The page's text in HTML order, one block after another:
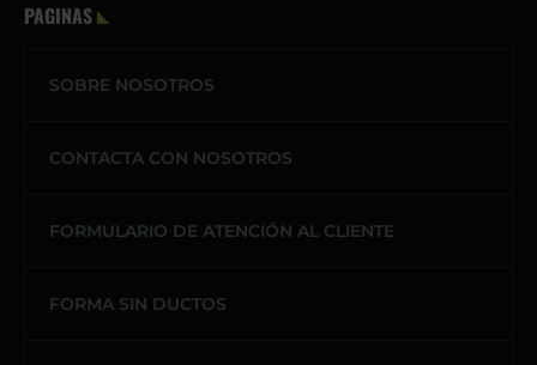
PAGINAS
SOBRE NOSOTROS
CONTACTA CON NOSOTROS
FORMULARIO DE ATENCIÓN AL CLIENTE
FORMA SIN DUCTOS